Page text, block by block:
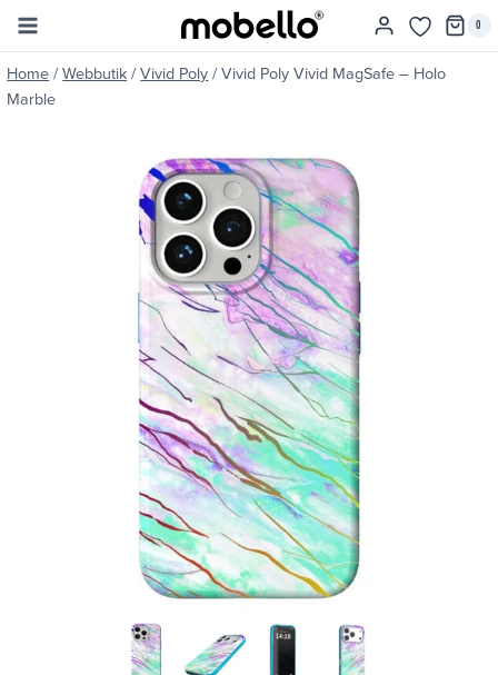
Skip
content
0
Home / Webbutik / Vivid Poly / Vivid Poly Vivid MagSafe – Holo
Marble